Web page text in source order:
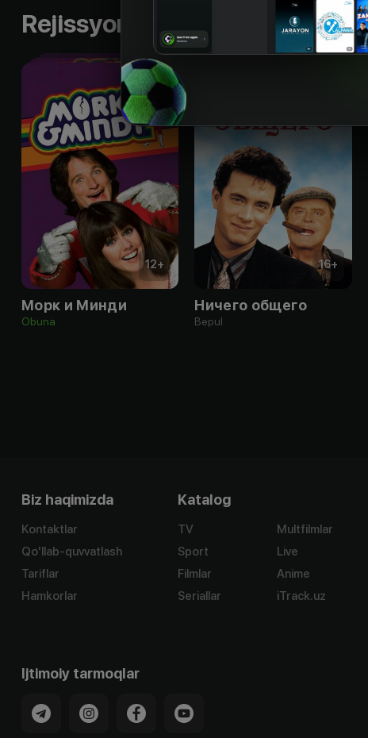
Rejissyorning boshqa ishlari
12+
Морк и Минди
Obuna
16+
Ничего общего
Bepul
Biz haqimizda
Kontaktlar
Qo'llab-quvvatlash
Tariflar
Hamkorlar
Katalog
TV
Sport
Filmlar
Seriallar
Multfilmlar
Live
Anime
iTrack.uz
Ijtimoiy tarmoqlar